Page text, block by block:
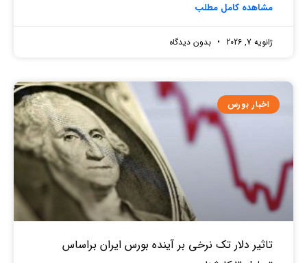
مشاهده کامل مطلب
ژانویه 7, 2026 بدون دیدگاه
اخبار بورس
تاثیر دلار تک نرخی بر آینده بورس ایران براساس